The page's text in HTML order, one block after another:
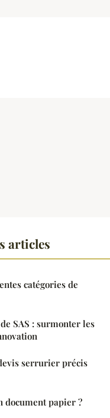
articles
catégories de
SAS : surmonter les
serrurier précis
document papier ?